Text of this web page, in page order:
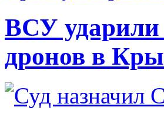
ВСУ ударили
дронов в